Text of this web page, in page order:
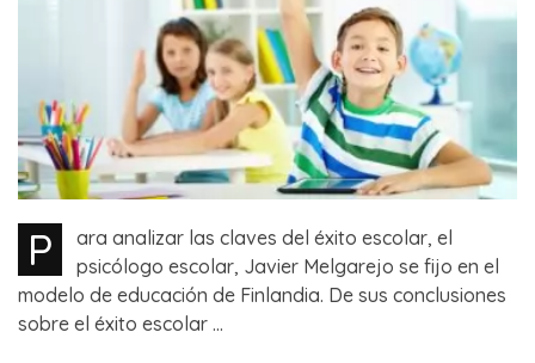
P
ara analizar las claves del éxito escolar, el
psicólogo escolar, Javier Melgarejo se fijo en el
modelo de educación de Finlandia. De sus conclusiones
sobre el éxito escolar ...